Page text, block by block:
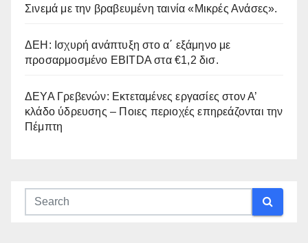
Σινεμά με την βραβευμένη ταινία «Μικρές Ανάσες».
ΔΕΗ: Ισχυρή ανάπτυξη στο α΄ εξάμηνο με
προσαρμοσμένο EBITDA στα €1,2 δισ.
ΔΕΥΑ Γρεβενών: Εκτεταμένες εργασίες στον Α’
κλάδο ύδρευσης – Ποιες περιοχές επηρεάζονται την
Πέμπτη